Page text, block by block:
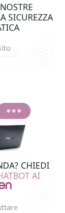
SICUREZZA
CHIEDI
AI